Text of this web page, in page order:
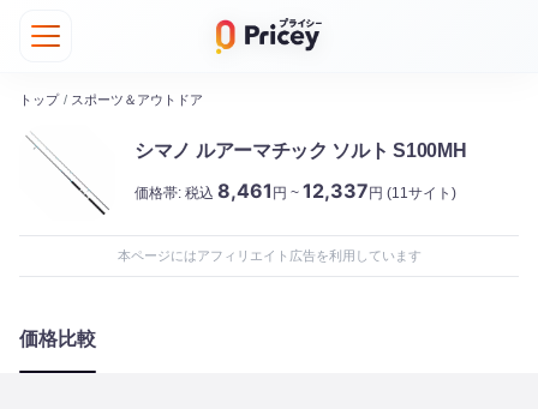
トップ / スポーツ＆アウトドア
シマノ ルアーマチック ソルト S100MH
価格帯: 税込 8,461 円 ~ 12,337 円 (11サイト)
本ページにはアフィリエイト広告を利用しています
価格比較